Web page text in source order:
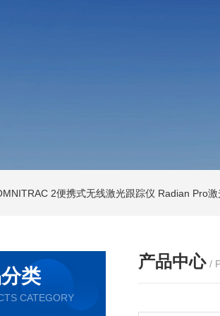
2便携式无线激光跟踪仪 Radian Pro
类
CATEGORY
产品中心 /